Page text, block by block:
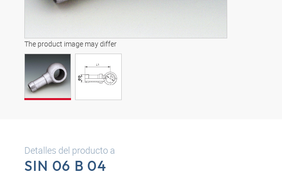
The product image may differ
Detalles del producto a
SIN 06 B 04